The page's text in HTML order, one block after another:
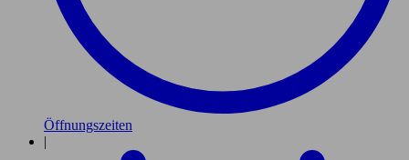
Öffnungszeiten
|